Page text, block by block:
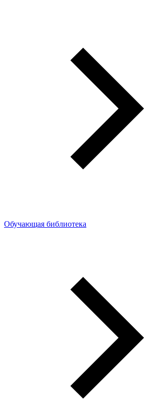
Обучающая библиотека